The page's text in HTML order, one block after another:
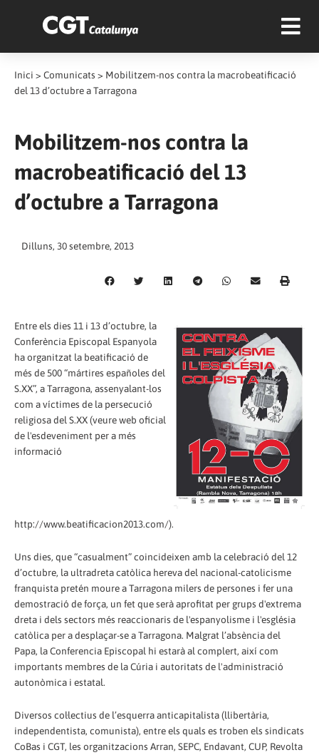
Inici > Comunicats > Mobilitzem-nos contra la macrobeatificació
del 13 d’octubre a Tarragona
Mobilitzem-nos contra la
macrobeatificació del 13
d’octubre a Tarragona
Dilluns, 30 setembre, 2013
Entre els dies 11 i 13 d’octubre, la
Conferència Episcopal Espanyola
ha organitzat la beatificació de
més de 500 “mártires españoles del
S.XX”, a Tarragona, assenyalant-los
com a víctimes de la persecució
religiosa del S.XX (veure web oficial
de l'esdeveniment per a més
informació
http://www.beatificacion2013.com/).
Uns dies, que “casualment” coincideixen amb la celebració del 12
d’octubre, la ultradreta catòlica hereva del nacional-catolicisme
franquista pretén moure a Tarragona milers de persones i fer una
demostració de força, un fet que serà aprofitat per grups d'extrema
dreta i dels sectors més reaccionaris de l'espanyolisme i l'església
catòlica per a desplaçar-se a Tarragona. Malgrat l’absència del
Papa, la Conferencia Episcopal hi estarà al complert, així com
importants membres de la Cúria i autoritats de l'administració
autonòmica i estatal.
Diversos col·lectius de l’esquerra anticapitalista (llibertària,
independentista, comunista), entre els quals es troben els sindicats
CoBas i CGT, les organitzacions Arran, SEPC, Endavant, CUP, Revolta